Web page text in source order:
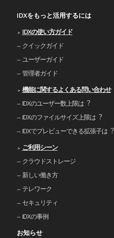
IDXをもっと活用するには
IDXの使い⽅ガイド
クイックガイド
ユーザーガイド
管理者ガイド
機能に関するよくある問い合わせ
IDXのユーザー数上限は︖
IDXのファイルサイズ上限は︖
IDXでプレビューできる拡張⼦は︖
ご利⽤シーン
クラウドストレージ
新しい働き⽅
テレワーク
セキュリティ
IDXの事例
お知らせ